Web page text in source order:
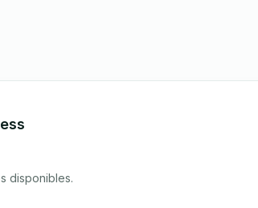
disponibles.